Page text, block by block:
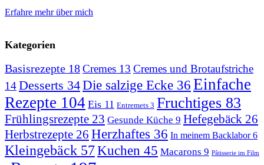
Erfahre mehr über mich
Kategorien
Basisrezepte 18Cremes 13 Cremes und Brotaufstriche
14Desserts 34Die salzige Ecke 36 Einfache
Rezepte 104 Eis 11 Entremets 3 Fruchtiges 83
Frühlingsrezepte 23 Gesunde Küche 9 Hefegebäck 26
Herbstrezepte 26 Herzhaftes 36 In meinem Backlabor6
Kleingebäck 57Kuchen 45 Macarons 9 Pâtisserie im Film